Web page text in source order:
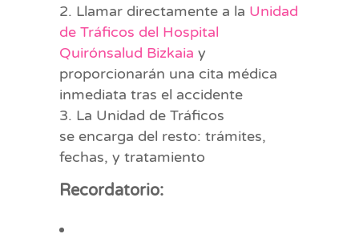
Llamar directamente a la Unidad
de Tráficos del Hospital
Quirónsalud Bizkaia y
proporcionarán una cita médica
inmediata tras el accidente
La Unidad de Tráficos
se encarga del resto: trámites,
fechas, y tratamiento
Recordatorio: